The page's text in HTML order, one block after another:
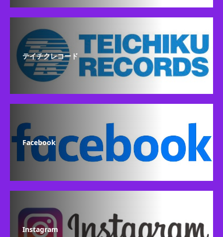
テイチクレコード
Facebook
Instagram